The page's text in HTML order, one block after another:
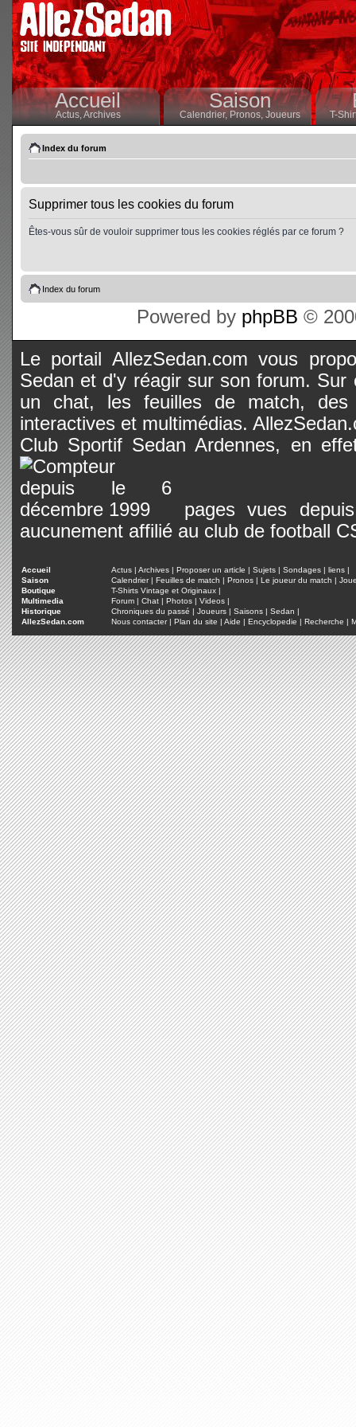
Accueil
Actus,Archives
Saison
Calendrier,Pronos, Joueurs T-
Index du forum
Supprimer tous les cookies du forum
Êtes-vous sûr de vouloir supprimer tous les cookies réglés par ce forum ?
Index du forum
Powered by phpBB ©
Le portail AllezSedan.com vous
Sedan et d'y réagir sur son forum.
un chat, les feuilles de match, des
interactives et multimédias.
Club Sportif Sedan Ardennes, en
pages vues
aucunement affilié au club de football
Accueil Actus | Archives | Proposer un article | Sujets | Sondages | liens |
Saison
Calendrier| Feuilles de match | Pronos | Le joueur du match |
Boutique
T-Shirts Vintage et Originaux |
Multimedia
Forum | Chat | Photos | Videos |
Historique
Chroniques du passé | Joueurs | Saisons | Sedan |
AllezSedan.com
Nous contacter| Plan du site | Aide | Encyclopedie | Recherche |